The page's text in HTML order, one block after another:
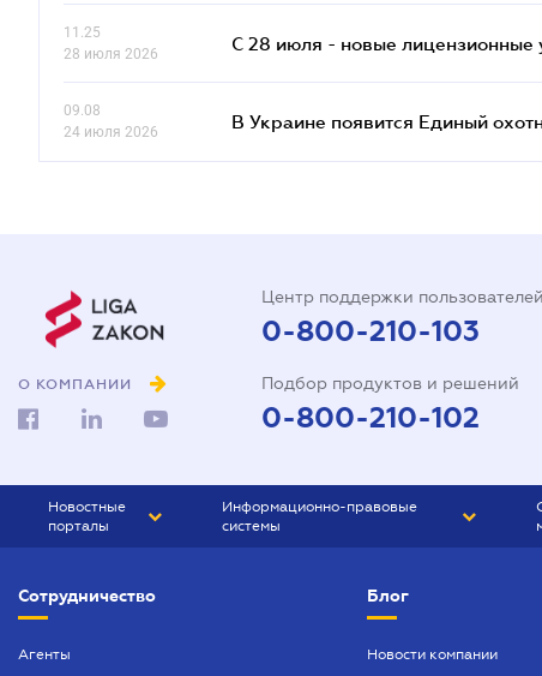
11.25
28 июля 2026
С 28 июля - новые лицензионные
09.08
24 июля 2026
В Украине появится Единый
О КОМПАНИИ
Центр поддержки пользователей
0-800-210-103
Подбор продуктов и решений
0-800-210-102
Новостные
порталы
БИЗНЕС
Информационно-правовые
системы
Сотрудничество
Агенты
Блог
Новости компании